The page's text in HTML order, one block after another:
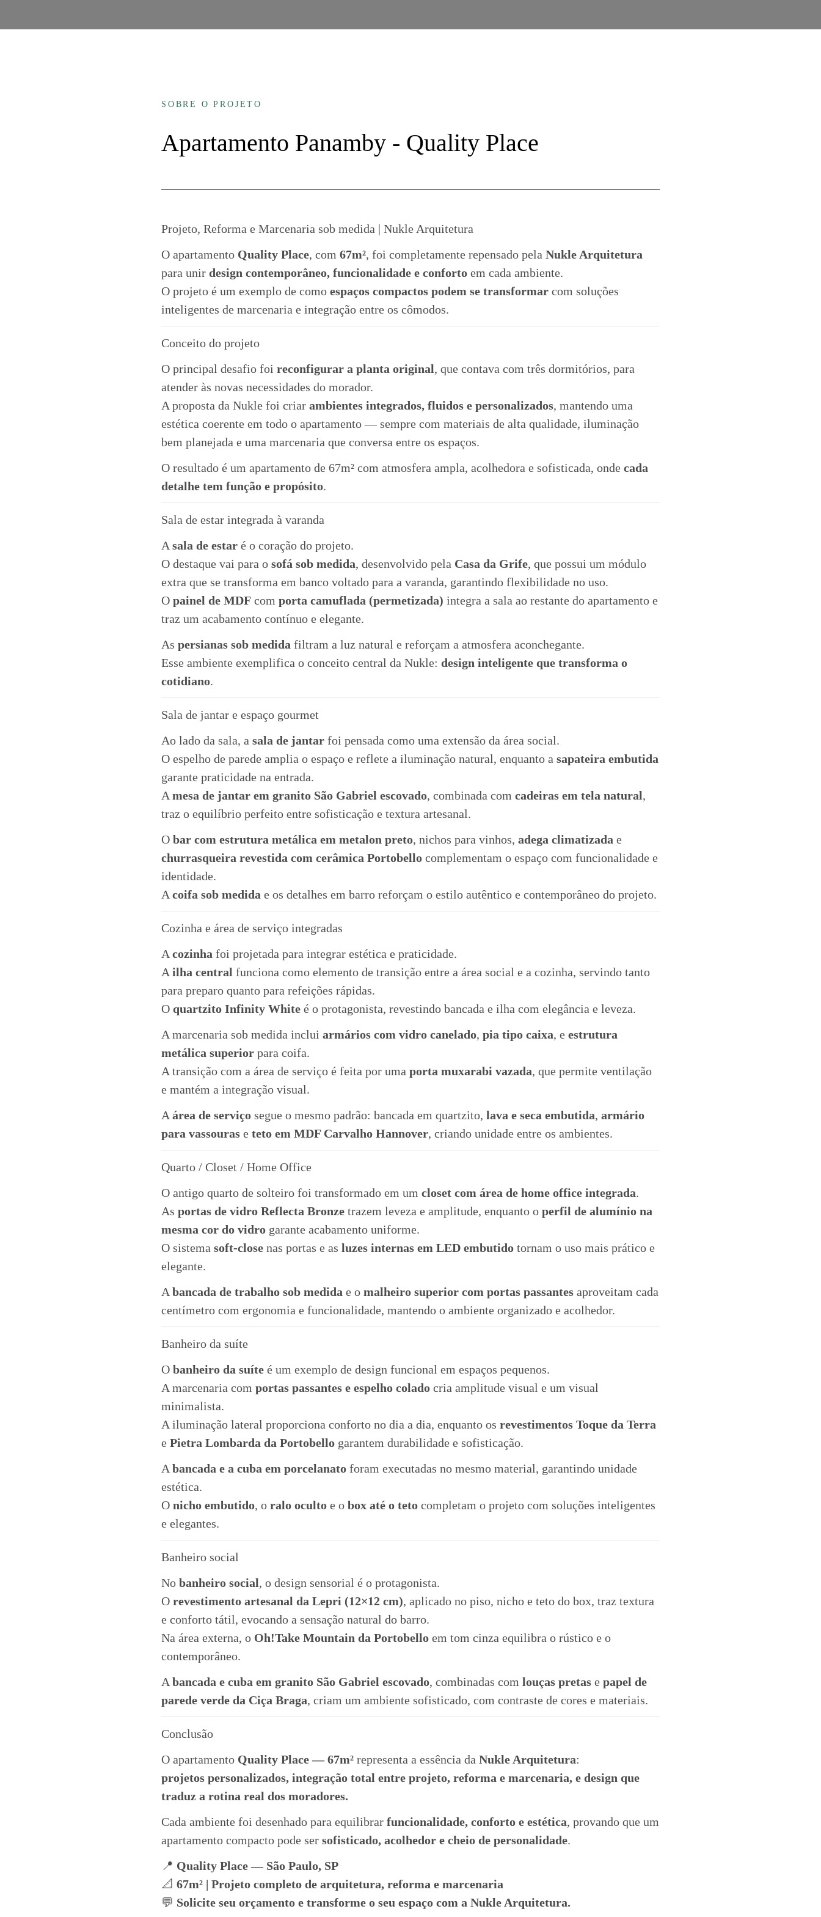
SOBRE O PROJETO
Apartamento Panamby - Quality Place
Projeto, Reforma e Marcenaria sob medida | Nukle Arquitetura
O apartamento Quality Place, com 67m², foi completamente repensado pela Nukle Arquitetura
para unir design contemporâneo, funcionalidade e conforto em cada ambiente.
O projeto é um exemplo de como espaços compactos podem se transformar com soluções
inteligentes de marcenaria e integração entre os cômodos.
Conceito do projeto
O principal desafio foi reconfigurar a planta original, que contava com três dormitórios, para
atender às novas necessidades do morador.
A proposta da Nukle foi criar ambientes integrados, fluidos e personalizados, mantendo uma
estética coerente em todo o apartamento — sempre com materiais de alta qualidade, iluminação
bem planejada e uma marcenaria que conversa entre os espaços.
O resultado é um apartamento de 67m² com atmosfera ampla, acolhedora e sofisticada, onde cada
detalhe tem função e propósito.
Sala de estar integrada à varanda
A sala de estar é o coração do projeto.
O destaque vai para o sofá sob medida, desenvolvido pela Casa da Grife, que possui um módulo
extra que se transforma em banco voltado para a varanda, garantindo flexibilidade no uso.
O painel de MDF com porta camuflada (permetizada) integra a sala ao restante do apartamento e
traz um acabamento contínuo e elegante.
As persianas sob medida filtram a luz natural e reforçam a atmosfera aconchegante.
Esse ambiente exemplifica o conceito central da Nukle: design inteligente que transforma o
cotidiano.
Sala de jantar e espaço gourmet
Ao lado da sala, a sala de jantar foi pensada como uma extensão da área social.
O espelho de parede amplia o espaço e reflete a iluminação natural, enquanto a sapateira embutida
garante praticidade na entrada.
A mesa de jantar em granito São Gabriel escovado, combinada com cadeiras em tela natural,
traz o equilíbrio perfeito entre sofisticação e textura artesanal.
O bar com estrutura metálica em metalon preto, nichos para vinhos, adega climatizada e
churrasqueira revestida com cerâmica Portobello complementam o espaço com funcionalidade e
identidade.
A coifa sob medida e os detalhes em barro reforçam o estilo autêntico e contemporâneo do projeto.
Cozinha e área de serviço integradas
A cozinha foi projetada para integrar estética e praticidade.
A ilha central funciona como elemento de transição entre a área social e a cozinha, servindo tanto
para preparo quanto para refeições rápidas.
O quartzito Infinity White é o protagonista, revestindo bancada e ilha com elegância e leveza.
A marcenaria sob medida inclui armários com vidro canelado, pia tipo caixa, e estrutura
metálica superior para coifa.
A transição com a área de serviço é feita por uma porta muxarabi vazada, que permite ventilação
e mantém a integração visual.
A área de serviço segue o mesmo padrão: bancada em quartzito, lava e seca embutida, armário
para vassouras e teto em MDF Carvalho Hannover, criando unidade entre os ambientes.
Quarto / Closet / Home Office
O antigo quarto de solteiro foi transformado em um closet com área de home office integrada.
As portas de vidro Reflecta Bronze trazem leveza e amplitude, enquanto o perfil de alumínio na
mesma cor do vidro garante acabamento uniforme.
O sistema soft-close nas portas e as luzes internas em LED embutido tornam o uso mais prático e
elegante.
A bancada de trabalho sob medida e o malheiro superior com portas passantes aproveitam cada
centímetro com ergonomia e funcionalidade, mantendo o ambiente organizado e acolhedor.
Banheiro da suíte
O banheiro da suíte é um exemplo de design funcional em espaços pequenos.
A marcenaria com portas passantes e espelho colado cria amplitude visual e um visual
minimalista.
A iluminação lateral proporciona conforto no dia a dia, enquanto os revestimentos Toque da Terra
e Pietra Lombarda da Portobello garantem durabilidade e sofisticação.
A bancada e a cuba em porcelanato foram executadas no mesmo material, garantindo unidade
estética.
O nicho embutido, o ralo oculto e o box até o teto completam o projeto com soluções inteligentes
e elegantes.
Banheiro social
No banheiro social, o design sensorial é o protagonista.
O revestimento artesanal da Lepri (12×12 cm), aplicado no piso, nicho e teto do box, traz textura
e conforto tátil, evocando a sensação natural do barro.
Na área externa, o Oh!Take Mountain da Portobello em tom cinza equilibra o rústico e o
contemporâneo.
A bancada e cuba em granito São Gabriel escovado, combinadas com louças pretas e papel de
parede verde da Ciça Braga, criam um ambiente sofisticado, com contraste de cores e materiais.
Conclusão
O apartamento Quality Place — 67m² representa a essência da Nukle Arquitetura:
projetos personalizados, integração total entre projeto, reforma e marcenaria, e design que
traduz a rotina real dos moradores.
Cada ambiente foi desenhado para equilibrar funcionalidade, conforto e estética, provando que um
apartamento compacto pode ser sofisticado, acolhedor e cheio de personalidade.
📍 Quality Place — São Paulo, SP
📐 67m² | Projeto completo de arquitetura, reforma e marcenaria
💬 Solicite seu orçamento e transforme o seu espaço com a Nukle Arquitetura.